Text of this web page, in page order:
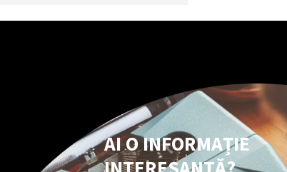
AI O INFORMAȚIE